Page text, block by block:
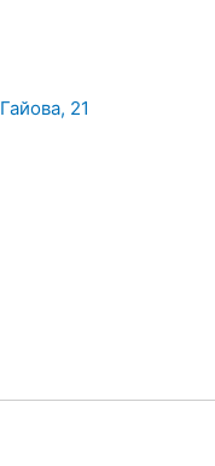
21